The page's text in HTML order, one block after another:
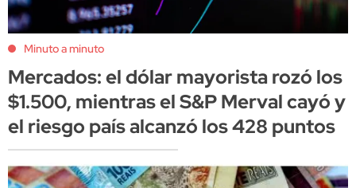
Minuto a minuto
Mercados: el dólar mayorista rozó los
$1.500, mientras el S&P Merval cayó y
el riesgo país alcanzó los 428 puntos